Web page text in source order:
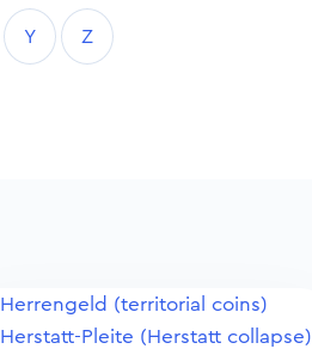
Y Z
Herrengeld (territorial coins)
Herstatt-Pleite (Herstatt collapse)